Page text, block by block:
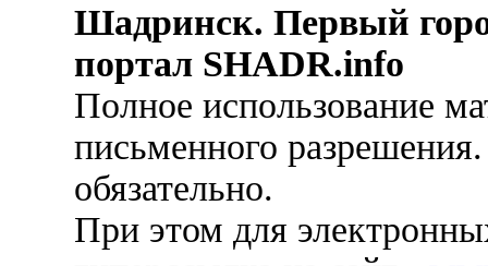
Шадринск. Первый
портал SHADR.info
Полное использование
письменного
обязательно.
При этом для